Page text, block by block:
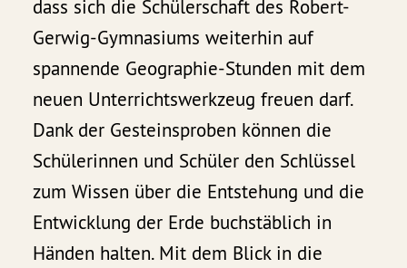
dass sich die Schülerschaft des Robert-
Gerwig-Gymnasiums weiterhin auf
spannende Geographie-Stunden mit dem
neuen Unterrichtswerkzeug freuen darf.
Dank der Gesteinsproben können die
Schülerinnen und Schüler den Schlüssel
zum Wissen über die Entstehung und die
Entwicklung der Erde buchstäblich in
Händen halten. Mit dem Blick in die